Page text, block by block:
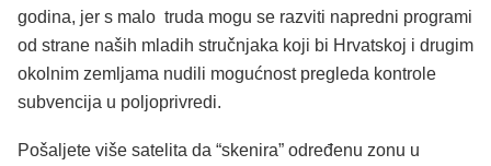
godina, jer s malo truda mogu se razviti napredni programi
od strane naših mladih stručnjaka koji bi Hrvatskoj i drugim
okolnim zemljama nudili mogućnost pregleda kontrole
subvencija u poljoprivredi.
Pošaljete više satelita da “skenira” određenu zonu u